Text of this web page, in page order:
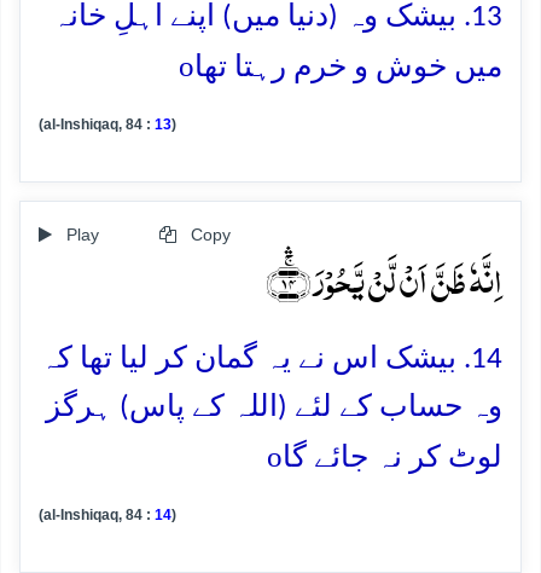
13. بیشک وہ (دنیا میں) اپنے اہلِ خانہ
میں خوش و خرم رہتا تھاo
(al-Inshiqaq, 84 : 13)
Play Copy
اِنَّہٗ ظَنَّ اَنۡ لَّنۡ یَّحُوۡرَ ﴿ۚۛ۱۴﴾
14. بیشک اس نے یہ گمان کر لیا تھا کہ
وہ حساب کے لئے (اللہ کے پاس) ہرگز
لوٹ کر نہ جائے گاo
(al-Inshiqaq, 84 : 14)